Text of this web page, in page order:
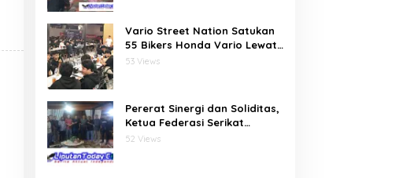
Vario Street Nation Satukan
55 Bikers Honda Vario Lewat
Riding Malam di Batam
53 Views
Pererat Sinergi dan Soliditas,
Ketua Federasi Serikat
Pariwisata dan Ekonomi
52 Views